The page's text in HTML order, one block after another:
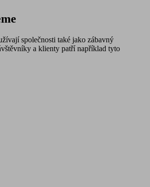
společnosti také jako zábavný
a klienty patří například tyto